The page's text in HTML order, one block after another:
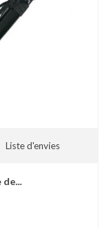
Liste d'envies
de...